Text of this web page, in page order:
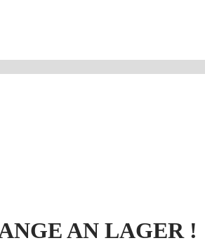
AN LAGER !